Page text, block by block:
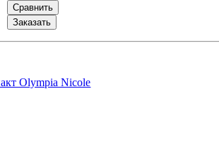
Сравнить
Заказать